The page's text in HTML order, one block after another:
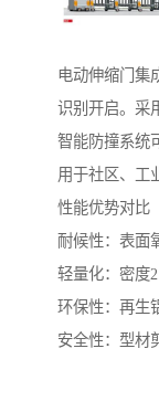
电动伸缩门集
识别开启。采
智能防撞系统
用于社区、工
性能优势对比
耐候性‌：表面
轻量化‌：密度
环保性‌：再生
安全性‌：型材